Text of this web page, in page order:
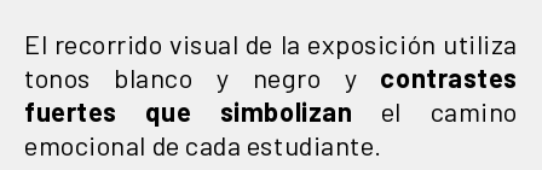
El recorrido visual de la exposición utiliza
tonos blanco y negro y contrastes
fuertes que simbolizan el camino
emocional de cada estudiante.